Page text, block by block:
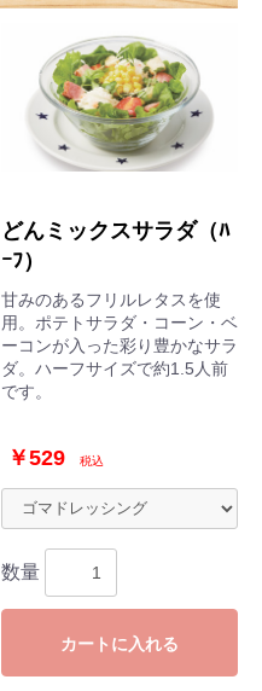
どんミックスサラダ（ﾊ
ｰﾌ）
甘みのあるフリルレタスを使
用。ポテトサラダ・コーン・ベ
ーコンが入った彩り豊かなサラ
ダ。ハーフサイズで約1.5人前
です。
￥529 税込
数量
カートに入れる